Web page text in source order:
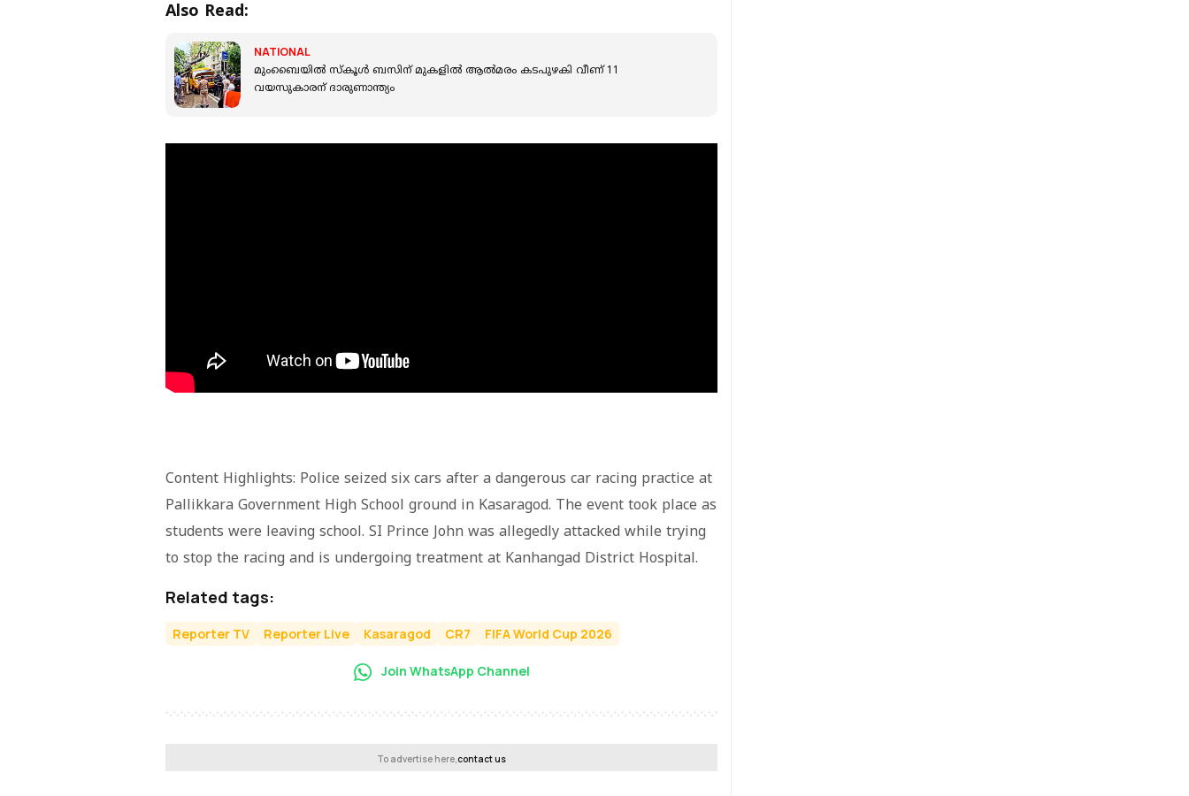
Also Read:
NATIONAL
മുംബൈയില്‍ സ്‌കൂള്‍ ബസിന് മുകളിൽ ആൽമരം കടപുഴകി വീണ് 11
വയസുകാരന് ദാരുണാന്ത്യം
Content Highlights: Police seized six cars after a dangerous car racing practice at
Pallikkara Government High School ground in Kasaragod. The event took place as
students were leaving school. SI Prince John was allegedly attacked while trying
to stop the racing and is undergoing treatment at Kanhangad District Hospital.
Related tags:
Reporter TV Reporter Live Kasaragod CR7 FIFA World Cup 2026
Join WhatsApp Channel
To advertise here,contact us